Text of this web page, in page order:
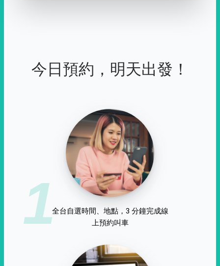
今日預約，明天出發！
1全台自選時間、地點，3 分鐘完成線
上預約叫車